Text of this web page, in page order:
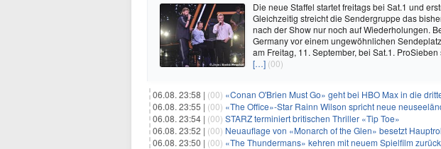
Die neue Staffel startet freitags bei Sat.1 und
Gleichzeitig streicht die Sendergruppe das
nach der Show nur noch auf Wiederholungen.
Germany vor einem ungewöhnlichen
am Freitag, 11. September, bei Sat.1.
[…] (00)
06.08. 23:58 | (00) «Conan O'Brien Must Go» geht bei HBO Max in die
06.08. 23:55 | (00) «The Office»-Star Rainn Wilson spricht neue
06.08. 23:54 | (00) STARZ terminiert britischen Thriller «Tip Toe»
06.08. 23:52 | (00) Neuauflage von «Monarch of the Glen» besetzt
06.08. 23:50 | (00) «The Thundermans» kehren mit neuem Spielfilm zurück